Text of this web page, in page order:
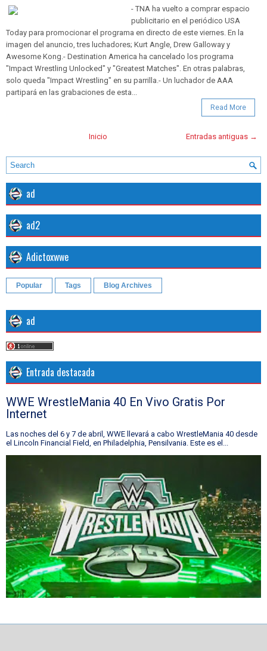
- TNA ha vuelto a comprar espacio
publicitario en el periódico USA
Today para promocionar el programa en directo de este viernes. En la
imagen del anuncio, tres luchadores; Kurt Angle, Drew Galloway y
Awesome Kong.- Destination America ha cancelado los programa
"Impact Wrestling Unlocked" y "Greatest Matches". En otras palabras,
solo queda "Impact Wrestling" en su parrilla.- Un luchador de AAA
partipará en las grabaciones de esta...
Read More
Entradas antiguas →
Inicio
ad
ad2
Adictoxwwe
Popular Tags Blog Archives
ad
Entrada destacada
WWE WrestleMania 40 En Vivo Gratis Por
Internet
Las noches del 6 y 7 de abril, WWE llevará a cabo WrestleMania 40 desde
el Lincoln Financial Field, en Philadelphia, Pensilvania. Este es el...